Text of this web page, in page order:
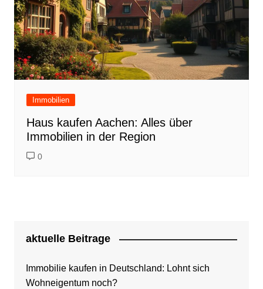
Immobilien
Haus kaufen Aachen: Alles über
Immobilien in der Region
0
aktuelle Beitrage
Immobilie kaufen in Deutschland: Lohnt sich
Wohneigentum noch?